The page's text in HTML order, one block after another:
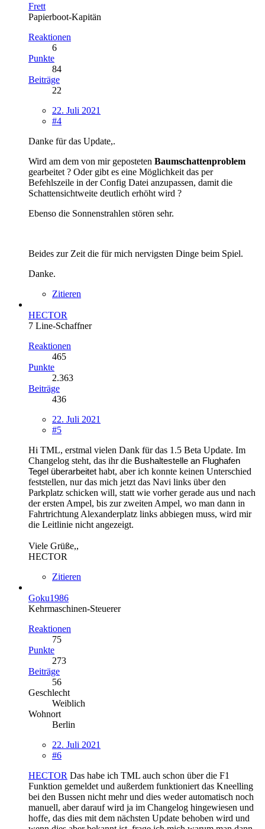
Frett
Papierboot-Kapitän
Reaktionen
6
Punkte
84
Beiträge
22
22. Juli 2021
#4
Danke für das Update,.
Wird am dem von mir geposteten Baumschattenproblem
gearbeitet ? Oder gibt es eine Möglichkeit das per
Befehlszeile in der Config Datei anzupassen, damit die
Schattensichtweite deutlich erhöht wird ?
Ebenso die Sonnenstrahlen stören sehr.
Beides zur Zeit die für mich nervigsten Dinge beim Spiel.
Danke.
Zitieren
HECTOR
7 Line-Schaffner
Reaktionen
465
Punkte
2.363
Beiträge
436
22. Juli 2021
#5
Hi TML, erstmal vielen Dank für das 1.5 Beta Update. Im
Changelog steht, das ihr die Bushaltestelle an Flughafen
Tegel überarbeitet habt, aber ich konnte keinen Unterschied
feststellen, nur das mich jetzt das Navi links über den
Parkplatz schicken will, statt wie vorher gerade aus und nach
der ersten Ampel, bis zur zweiten Ampel, wo man dann in
Fahrtrichtung Alexanderplatz links abbiegen muss, wird mir
die Leitlinie nicht angezeigt.
Viele Grüße,,
HECTOR
Zitieren
Goku1986
Kehrmaschinen-Steuerer
Reaktionen
75
Punkte
273
Beiträge
56
Geschlecht
Weiblich
Wohnort
Berlin
22. Juli 2021
#6
HECTOR Das habe ich TML auch schon über die F1
Funktion gemeldet und außerdem funktioniert das Kneelling
bei den Bussen nicht mehr und dies weder automatisch noch
manuell, aber darauf wird ja im Changelog hingewiesen und
hoffe, das dies mit dem nächsten Update behoben wird und